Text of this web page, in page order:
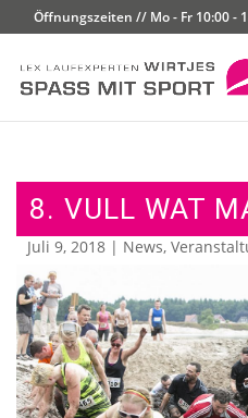
Öffnungszeiten // Mo - Fr 10:00 -
8. VULL WAT
Juli 9, 2018 | News,